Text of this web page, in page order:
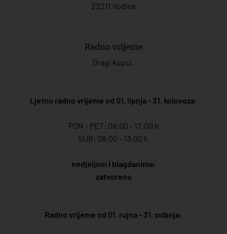
22211 Vodice
Radno vrijeme
Dragi kupci,
Ljetno radno vrijeme od 01. lipnja - 31. kolovoza:
PON - PET: 08:00 - 17:00 h
SUB: 08:00 - 13:00 h
nedjeljom i blagdanima:
zatvoreno
Radno vrijeme od 01. rujna - 31. svibnja: